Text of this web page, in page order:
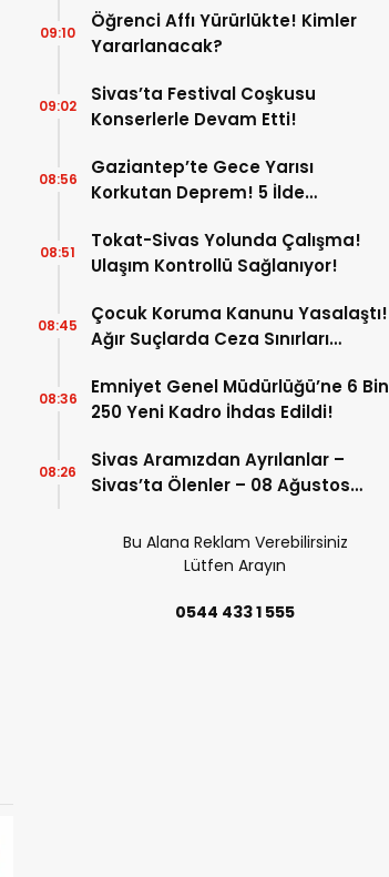
Öğrenci Affı Yürürlükte! Kimler
Yararlanacak?
09:10
Sivas’ta Festival Coşkusu
Konserlerle Devam Etti!
09:02
Gaziantep’te Gece Yarısı
Korkutan Deprem! 5 İlde
08:56
Tokat-Sivas Yolunda Çalışma!
Ulaşım Kontrollü Sağlanıyor!
08:51
Çocuk Koruma Kanunu Yasalaştı!
Ağır Suçlarda Ceza Sınırları
08:45
Emniyet Genel Müdürlüğü’ne 6 Bin
250 Yeni Kadro İhdas Edildi!
08:36
Sivas Aramızdan Ayrılanlar –
Sivas’ta Ölenler – 08 Ağustos
08:26
Bu Alana Reklam Verebilirsiniz
Lütfen Arayın
0544 433 1 555